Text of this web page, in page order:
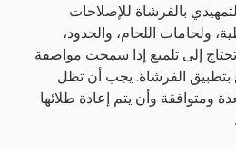
بالفرشاة للإصلاحات
ولحامات اللحام، والحدود،
إلى تلميع إذا سمحت مواصفة
بتطبيق الفرشاة. يجب أن تظل
ومتوافقة وأن يتم إعادة طلائها